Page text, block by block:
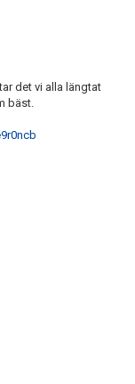
det vi alla längtat
bäst.